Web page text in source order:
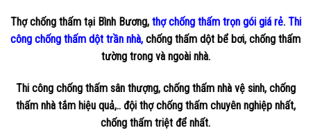
Thợ chống thấm tại Bình Bương, thợ chống thấm trọn gói giá rẻ. Thi
công chống thấm dột trần nhà, chống thấm dột bể bơi, chống thấm
tường trong và ngoài nhà.
Thi công chống thấm sân thượng, chống thấm nhà vệ sinh, chống
thấm nhà tắm hiệu quả,.. đội thợ chống thấm chuyên nghiệp nhất,
chống thấm triệt để nhất.